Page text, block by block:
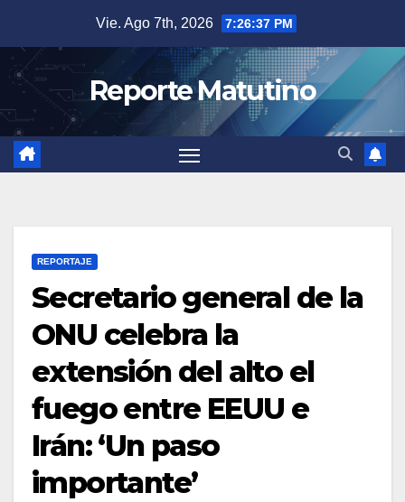
contenido
Vie. Ago 7th, 2026 7:26:38 PM
Reporte Matutino
REPORTAJE
Secretario general de la
ONU celebra la
extensión del alto el
fuego entre EEUU e
Irán: ‘Un paso
importante’